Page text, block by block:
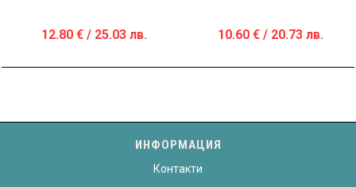
12.80€ / 25.03 лв. 10.60 €/ 20.73 лв.
ИНФОРМАЦИЯ
Контакти